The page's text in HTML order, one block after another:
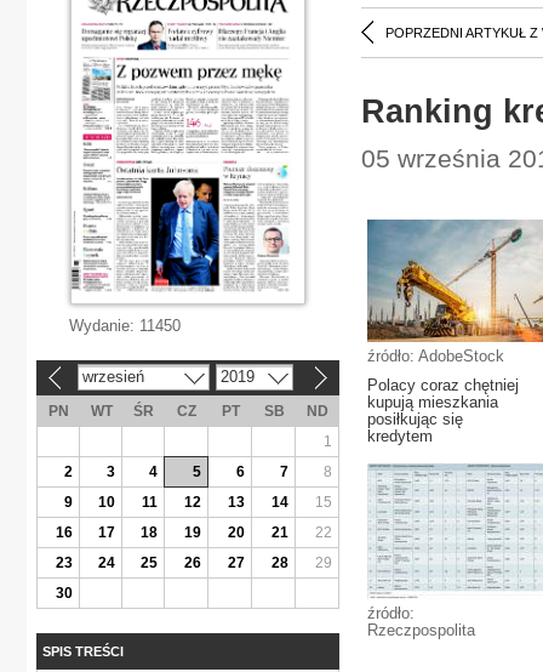
POPRZEDNI ARTYKUŁ Z
Ranking
05 września
źródło: AdobeStock
Polacy coraz chętniej
kupują mieszkania
posiłkując się
kredytem
źródło:
Rzeczpospolita
Wydanie: 11450
wrzesień 2019
PN WT ŚR CZ PT SB
ND
1
2
3 4 5 6 7
8
9
10 11 12 13 14
15
16
17 18 19 20 21
22
23
24 25 26 27 28
29
30
SPIS TREŚCI